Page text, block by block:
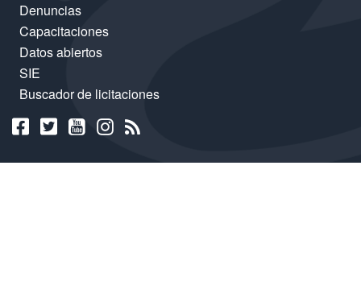
Denuncias
Capacitaciones
Datos abiertos
SIE
Buscador de licitaciones